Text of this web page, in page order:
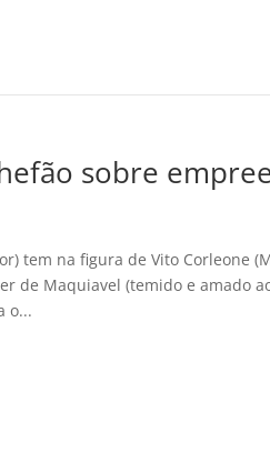
sobre
tem na figura de Vito Corleone
de Maquiavel (temido e amado
o...